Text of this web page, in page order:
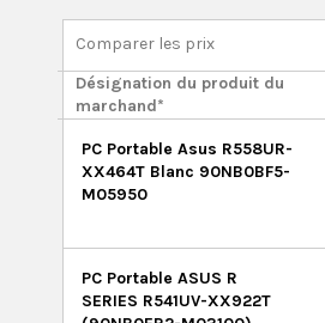
Comparer les prix
Désignation du produit du
marchand*
PC Portable Asus R558UR-
XX464T Blanc 90NB0BF5-
M05950
PC Portable ASUS R
SERIES R541UV-XX922T